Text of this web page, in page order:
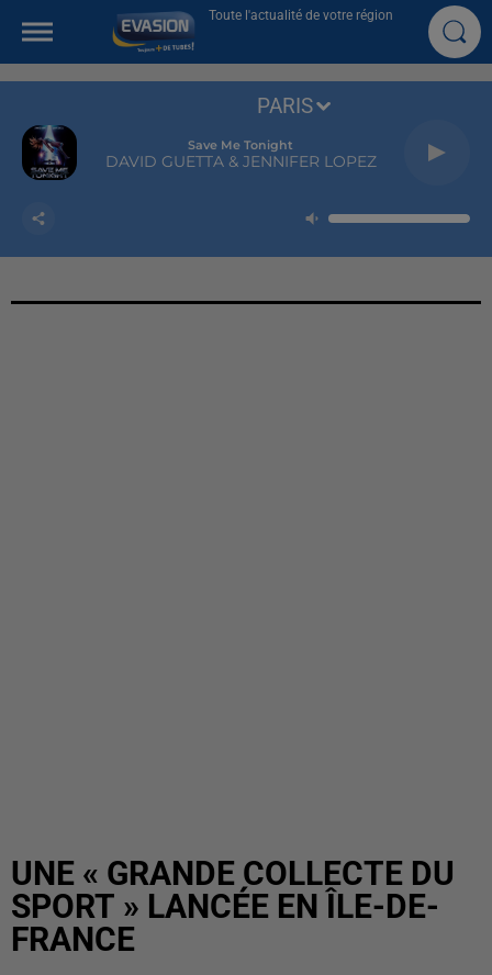
Toute l'actualité de votre région
Save Me Tonight
DAVID GUETTA & JENNIFER LOPEZ
PARIS
UNE « GRANDE COLLECTE DU
SPORT » LANCÉE EN ÎLE-DE-
FRANCE